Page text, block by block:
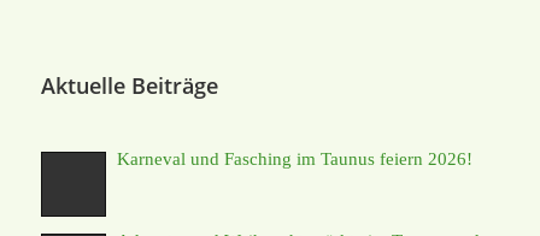
Aktuelle Beiträge
Karneval und Fasching im Taunus feiern 2026!